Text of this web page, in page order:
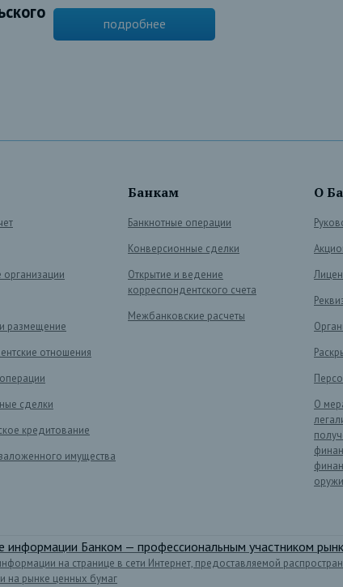
подробнее
размещение
отношения
сделки
кредитование
имущества
Банкам
Банкнотные операции
Конверсионные сделки
Открытие и ведение
корреспондентского счета
Межбанковские расчеты
О
О
информации Банком — профессиональным участником
на странице в сети Интернет, предоставляемой
на рынке ценных бумаг